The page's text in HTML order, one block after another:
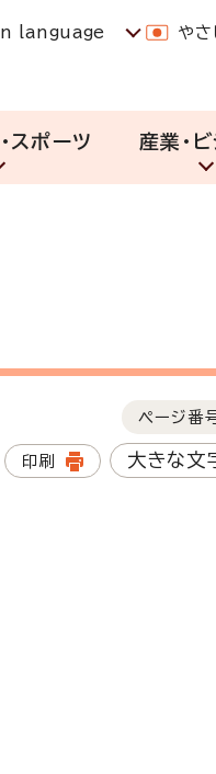
language や
スポーツ 産業・
ページ番
印刷 大きな文